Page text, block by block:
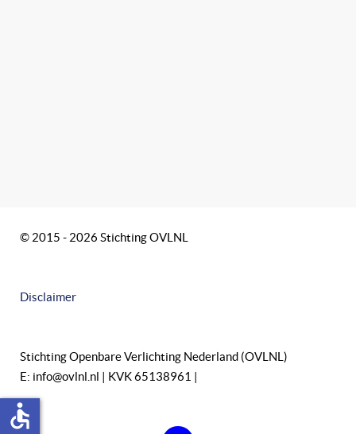
© 2015 - 2026 Stichting OVLNL
Disclaimer
Stichting Openbare Verlichting Nederland (OVLNL)
E: info@ovlnl.nl | KVK 65138961 |
accessible